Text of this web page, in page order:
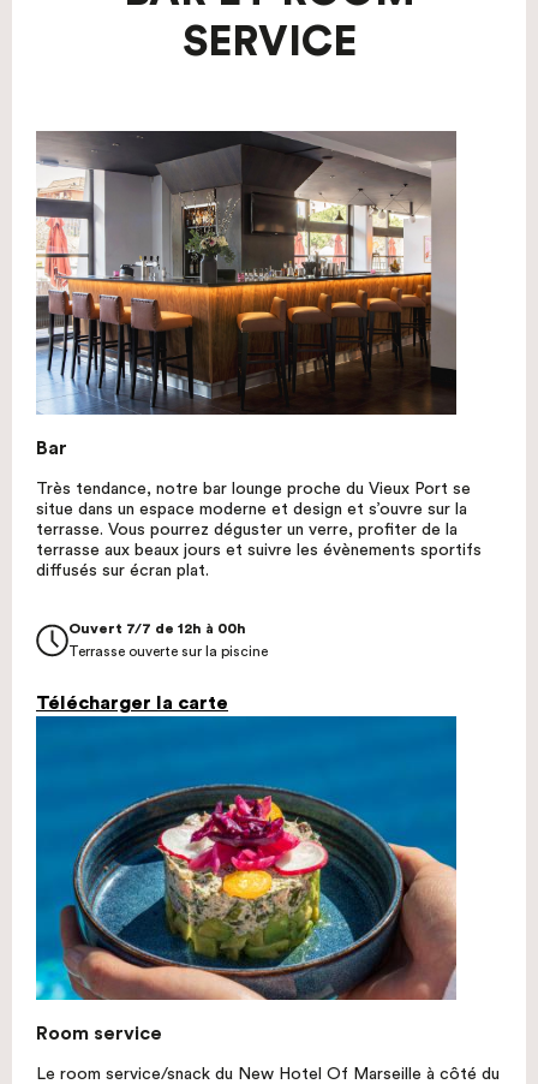
SERVICE
Bar
Très tendance, notre bar lounge proche du Vieux Port se
situe dans un espace moderne et design et s’ouvre sur la
terrasse. Vous pourrez déguster un verre, profiter de la
terrasse aux beaux jours et suivre les évènements sportifs
diffusés sur écran plat.
Ouvert 7/7 de 12h à 00h
Terrasse ouverte sur la piscine
Télécharger la carte
Room service
Le room service/snack du New Hotel Of Marseille à côté du